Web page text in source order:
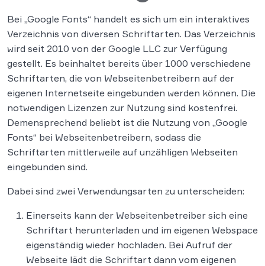
Bei „Google Fonts“ handelt es sich um ein interaktives
Verzeichnis von diversen Schriftarten. Das Verzeichnis
wird seit 2010 von der Google LLC zur Verfügung
gestellt. Es beinhaltet bereits über 1000 verschiedene
Schriftarten, die von Webseitenbetreibern auf der
eigenen Internetseite eingebunden werden können. Die
notwendigen Lizenzen zur Nutzung sind kostenfrei.
Demensprechend beliebt ist die Nutzung von „Google
Fonts“ bei Webseitenbetreibern, sodass die
Schriftarten mittlerweile auf unzähligen Webseiten
eingebunden sind.
Dabei sind zwei Verwendungsarten zu unterscheiden:
Einerseits kann der Webseitenbetreiber sich eine
Schriftart herunterladen und im eigenen Webspace
eigenständig wieder hochladen. Bei Aufruf der
Webseite lädt die Schriftart dann vom eigenen